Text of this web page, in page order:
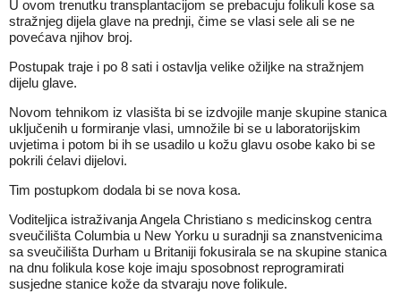
U ovom trenutku transplantacijom se prebacuju folikuli kose sa
stražnjeg dijela glave na prednji, čime se vlasi sele ali se ne
povećava njihov broj.
Postupak traje i po 8 sati i ostavlja velike ožiljke na stražnjem
dijelu glave.
Novom tehnikom iz vlasišta bi se izdvojile manje skupine stanica
uključenih u formiranje vlasi, umnožile bi se u laboratorijskim
uvjetima i potom bi ih se usadilo u kožu glavu osobe kako bi se
pokrili ćelavi dijelovi.
Tim postupkom dodala bi se nova kosa.
Voditeljica istraživanja Angela Christiano s medicinskog centra
sveučilišta Columbia u New Yorku u suradnji sa znanstvenicima
sa sveučilišta Durham u Britaniji fokusirala se na skupine stanica
na dnu folikula kose koje imaju sposobnost reprogramirati
susjedne stanice kože da stvaraju nove folikule.